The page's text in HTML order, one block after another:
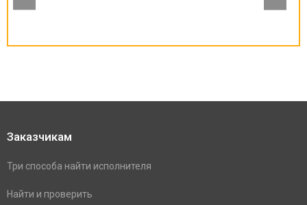
Заказчикам
Три способа найти исполнителя
Найти и проверить